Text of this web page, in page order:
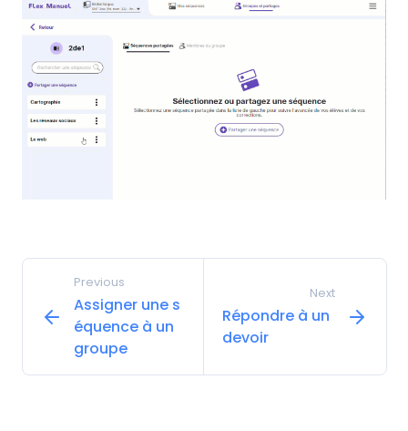
Previous
Assigner une s
équence à un
groupe
Next
Répondre à un
devoir